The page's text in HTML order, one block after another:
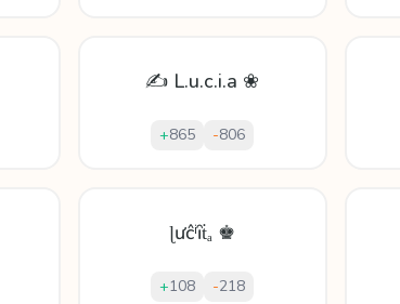
✍ L.u.c.i.a ❀
+865 -806
ɭưĉⁱȋṫₐ ♚
+108 -218